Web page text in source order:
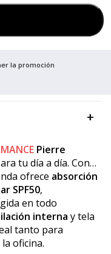
la promoción
+
Pierre
tu día a día. Con
ofrece absorción
SPF50,
en todo
interna y tela
tanto para
oficina.